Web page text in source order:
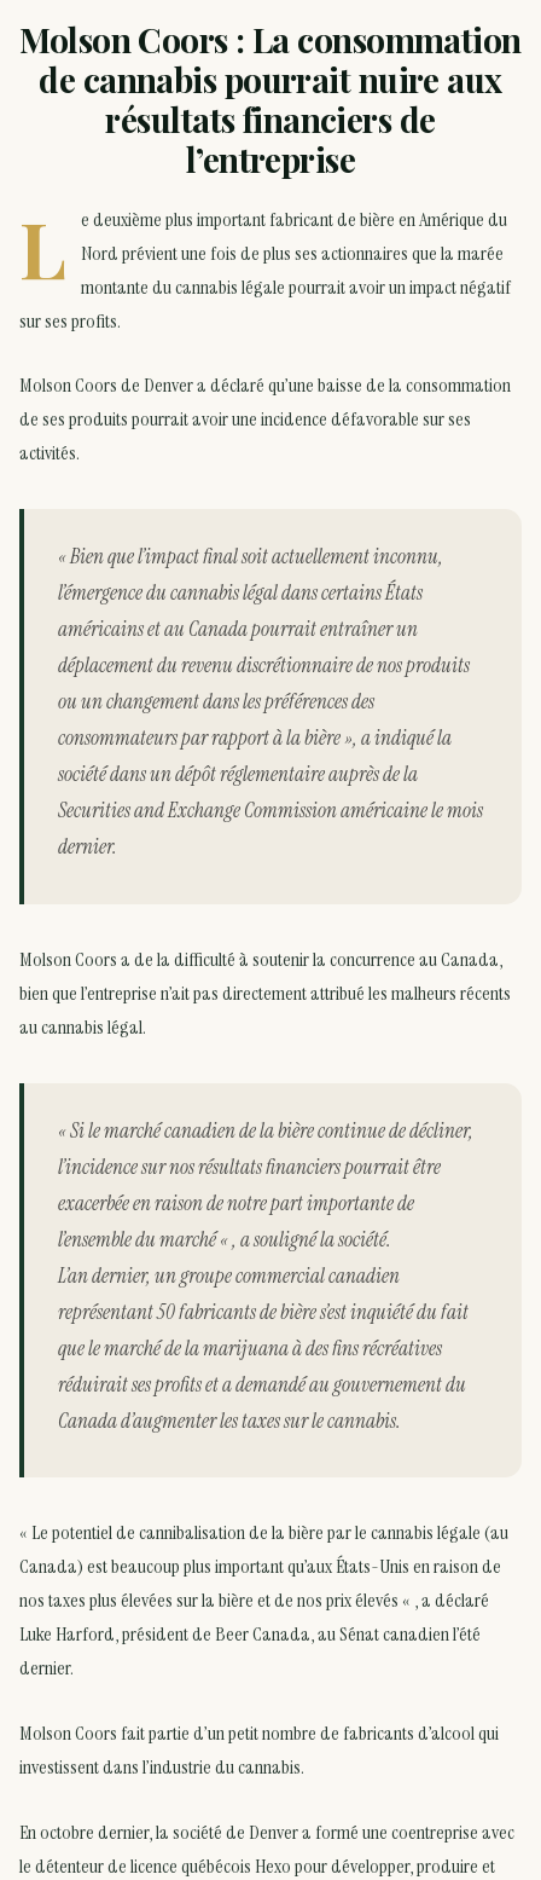
Molson Coors : La consommation
de cannabis pourrait nuire aux
résultats financiers de
l’entreprise
L
e deuxième plus important fabricant de bière en Amérique du
Nord prévient une fois de plus ses actionnaires que la marée
montante du cannabis légale pourrait avoir un impact négatif
sur ses profits.
Molson Coors de Denver a déclaré qu’une baisse de la consommation
de ses produits pourrait avoir une incidence défavorable sur ses
activités.
« Bien que l’impact final soit actuellement inconnu,
l’émergence du cannabis légal dans certains États
américains et au Canada pourrait entraîner un
déplacement du revenu discrétionnaire de nos produits
ou un changement dans les préférences des
consommateurs par rapport à la bière », a indiqué la
société dans un dépôt réglementaire auprès de la
Securities and Exchange Commission américaine le mois
dernier.
Molson Coors a de la difficulté à soutenir la concurrence au Canada,
bien que l’entreprise n’ait pas directement attribué les malheurs récents
au cannabis légal.
« Si le marché canadien de la bière continue de décliner,
l’incidence sur nos résultats financiers pourrait être
exacerbée en raison de notre part importante de
l’ensemble du marché « , a souligné la société.
L’an dernier, un groupe commercial canadien
représentant 50 fabricants de bière s’est inquiété du fait
que le marché de la marijuana à des fins récréatives
réduirait ses profits et a demandé au gouvernement du
Canada d’augmenter les taxes sur le cannabis.
« Le potentiel de cannibalisation de la bière par le cannabis légale (au
Canada) est beaucoup plus important qu’aux États-Unis en raison de
nos taxes plus élevées sur la bière et de nos prix élevés « , a déclaré
Luke Harford, président de Beer Canada, au Sénat canadien l’été
dernier.
Molson Coors fait partie d’un petit nombre de fabricants d’alcool qui
investissent dans l’industrie du cannabis.
En octobre dernier, la société de Denver a formé une coentreprise avec
le détenteur de licence québécois Hexo pour développer, produire et